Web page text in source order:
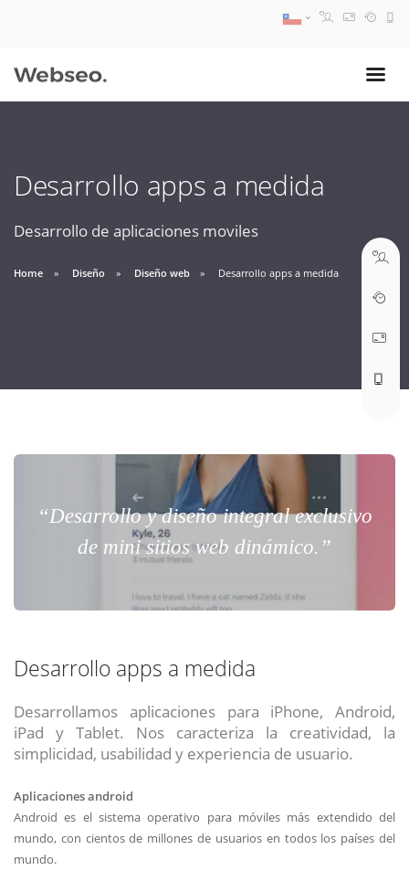
Desarrollo apps a medida
Desarrollo de aplicaciones moviles
Home Diseño Diseño web Desarrollo apps a medida
“Desarrollo y diseño integral exclusivo
de mini sitios web dinámico.”
Desarrollo apps a medida
Desarrollamos aplicaciones para iPhone, Android,
iPad y Tablet. Nos caracteriza la creatividad, la
simplicidad, usabilidad y experiencia de usuario.
Aplicaciones android
Android es el sistema operativo para móviles más extendido del
mundo, con cientos de millones de usuarios en todos los países del
mundo.
09:30 AM A 18:30 PM
soporte@webseo.cl